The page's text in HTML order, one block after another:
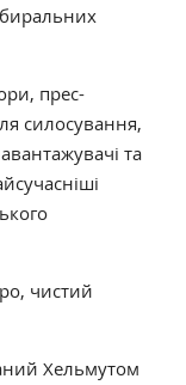
прес-
силосування,
та
чистий
Хельмутом